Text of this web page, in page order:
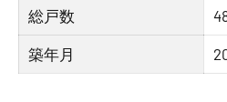
総戸数
築年月